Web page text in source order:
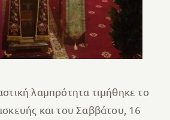
λαμπρότητα τιμήθηκε το
και του Σαββάτου, 16